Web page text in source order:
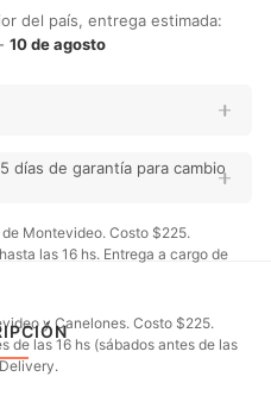
del país, entrega estimada:
- 10 de agosto
días de garantía para cambio
de Montevideo. Costo $225.
las 16 hs. Entrega a cargo de
y Canelones. Costo $225.
de las 16 hs (sábados antes de las